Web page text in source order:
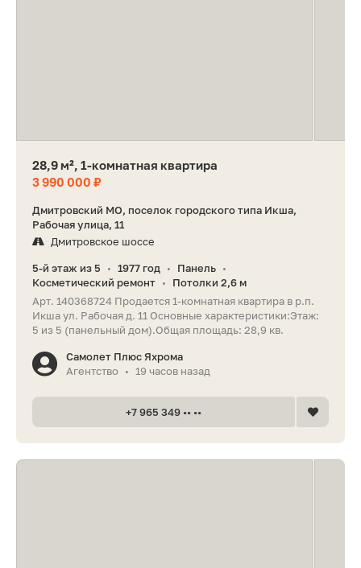
28,9 м², 1-комнатная квартира
3 990 000 ₽
Дмитровский МО, поселок городского типа Икша,
Рабочая улица, 11
Дмитровское шоссе
5-й этаж из 5 • 1977 год • Панель •
Косметический ремонт •
Потолки 2,6 м
Арт. 140368724 Продается 1-комнатная квартира в р.п.
Икша ул. Рабочая д. 11 Основные характеристики:Этаж:
5 из 5 (панельный дом).Общая площадь: 28,9 кв.
Самолет Плюс Яхрома
Агентство
• 19 часов назад
+7 965 349 •• ••